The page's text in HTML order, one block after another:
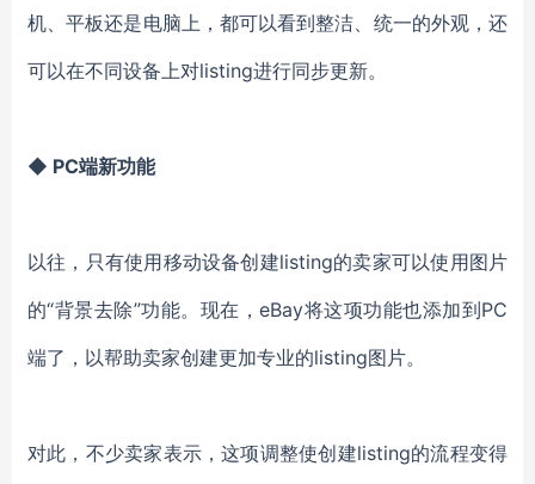
机、平板还是电脑上，都可以看到整洁、统一的外观，还
可以在不同设备上对listing进行同步更新。
◆ PC端新功能
以往，只有使用移动设备创建listing的卖家可以使用图片
的“背景去除”功能。现在，eBay将这项功能也添加到PC
端了，以帮助卖家创建更加专业的listing图片。
对此，不少卖家表示，这项调整使创建listing的流程变得